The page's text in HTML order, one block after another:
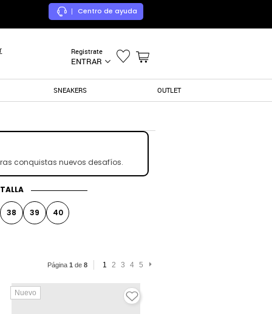
| Centro de ayuda
Registrate
ENTRAR
SNEAKERS OUTLET
conquistas nuevos desafíos.
TALLA
38 39 40
Página 1 de 8 1 2 3 4 5
Nuevo